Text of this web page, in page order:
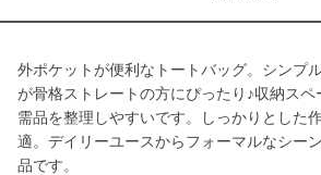
外ポケットが便利なトートバッグ。シンプ
が骨格ストレートの方にぴったり♪収納ス
需品を整理しやすいです。しっかりとした
適。デイリーユースからフォーマルなシー
品です。